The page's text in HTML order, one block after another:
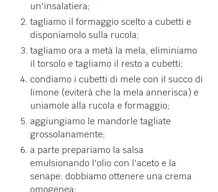
un'insalatiera;
tagliamo il formaggio scelto a cubetti e
disponiamolo sulla rucola;
tagliamo ora a metà la mela, eliminiamo
il torsolo e tagliamo il resto a cubetti;
condiamo i cubetti di mele con il succo di
limone (eviterà che la mela annerisca) e
uniamole alla rucola e formaggio;
aggiungiamo le mandorle tagliate
grossolanamente;
a parte prepariamo la salsa
emulsionando l'olio con l'aceto e la
senape: dobbiamo ottenere una crema
omogenea;